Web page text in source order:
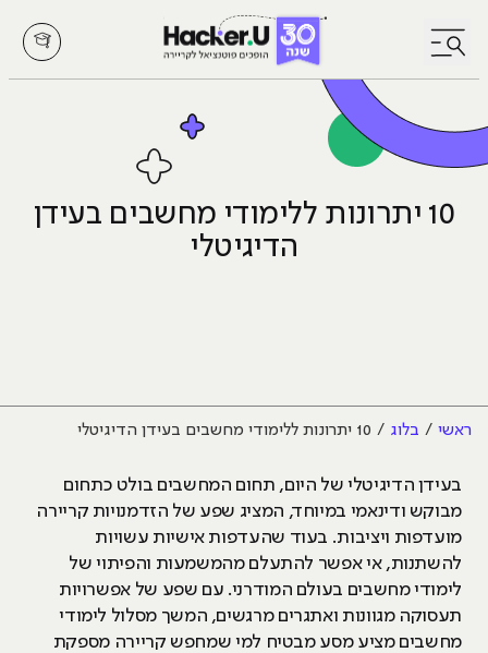
לחץ לפתיחת/סגירת תפריט
10 יתרונות ללימודי מחשבים בעידן
הדיגיטלי
ראשי בלוג 10 יתרונות ללימודי מחשבים בעידן הדיגיטלי
בעידן הדיגיטלי של היום, תחום המחשבים בולט כתחום
מבוקש ודינאמי במיוחד, המציג שפע של הזדמנויות קריירה
מועדפות ויציבות. בעוד שהעדפות אישיות עשויות
להשתנות, אי אפשר להתעלם מהמשמעות והפיתוי של
לימודי מחשבים בעולם המודרני. עם שפע של אפשרויות
תעסוקה מגוונות ואתגרים מרגשים, המשך מסלול לימודי
מחשבים מציע מסע מבטיח למי שמחפש קריירה מספקת